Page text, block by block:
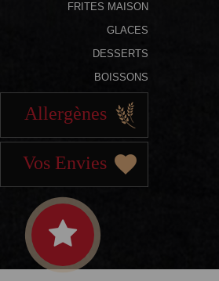
FRITES MAISON
GLACES
DESSERTS
BOISSONS
Allergènes
Vos Envies